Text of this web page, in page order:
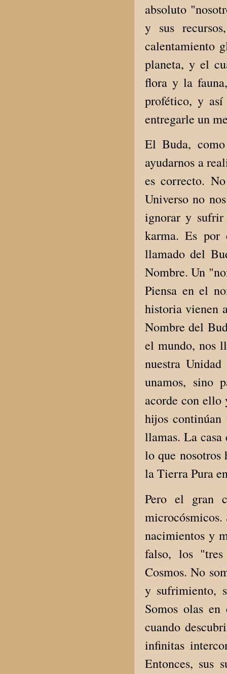
absoluto
y sus
calentamiento
planeta, y el
flora y la
profético, y así
entregarle un
El Buda,
ayudarnos a
es correcto.
Universo no
ignorar y sufrir
karma. Es por
llamado del
Nombre. Un
Piensa en el
historia vienen
Nombre del
el mundo, nos
nuestra
unamos, sino
acorde con ello
hijos
llamas. La casa
lo que nosotros
la Tierra Pura
Pero el gran
microcósmicos.
nacimientos y
falso, los "tres
Cosmos. No
y sufrimiento,
Somos olas
cuando
infinitas
Entonces, sus